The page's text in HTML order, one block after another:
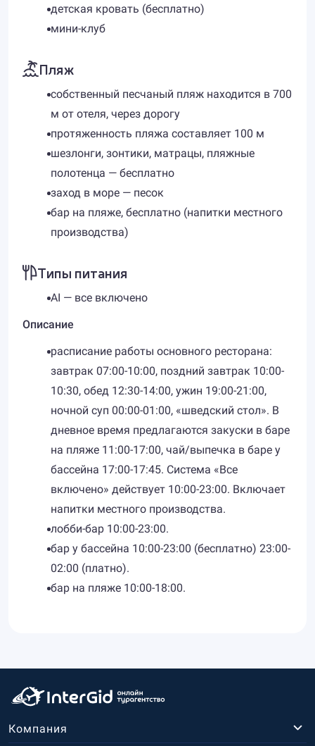
детская кровать (бесплатно)
мини-клуб
Пляж
собственный песчаный пляж находится в 700
м от отеля, через дорогу
протяженность пляжа составляет 100 м
шезлонги, зонтики, матрацы, пляжные
полотенца — бесплатно
заход в море — песок
бар на пляже, бесплатно (напитки местного
производства)
Типы питания
AI — все включено
Описание
расписание работы основного ресторана:
завтрак 07:00-10:00, поздний завтрак 10:00-
10:30, обед 12:30-14:00, ужин 19:00-21:00,
ночной суп 00:00-01:00, «шведский стол». В
дневное время предлагаются закуски в баре
на пляже 11:00-17:00, чай/выпечка в баре у
бассейна 17:00-17:45. Система «Все
включено» действует 10:00-23:00. Включает
напитки местного производства.
лобби-бар 10:00-23:00.
бар у бассейна 10:00-23:00 (бесплатно) 23:00-
02:00 (платно).
бар на пляже 10:00-18:00.
Компания